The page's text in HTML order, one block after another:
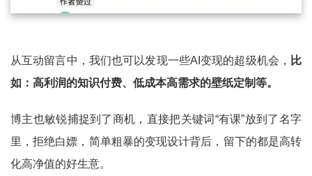
从互动留言中，我们也可以发现一些AI变现的超级机会， 比
如：高利润的知识付费、低成本高需求的壁纸定制等。
博主也敏锐捕捉到了商机，直接把关键词“有课”放到了名字
里，拒绝白嫖，简单粗暴的变现设计背后，留下的都是高转
化高净值的好生意。